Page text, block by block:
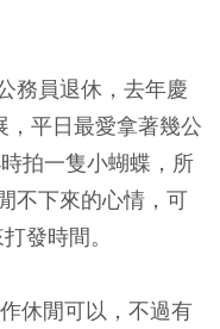
務員退休，去年慶
平日最愛拿著幾公
拍一隻小蝴蝶，所
不下來的心情，可
發時間。
休閒可以，不過有